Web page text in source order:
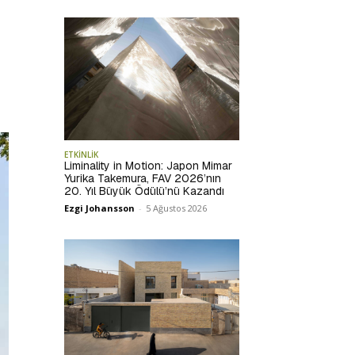
ETKİNLİK
Liminality in Motion: Japon Mimar
Yurika Takemura, FAV 2026’nın
20. Yıl Büyük Ödülü’nü Kazandı
Ezgi Johansson - 5 Ağustos 2026